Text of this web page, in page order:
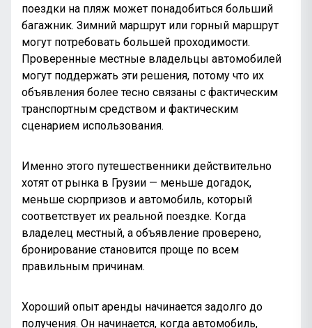
поездки на пляж может понадобиться больший
багажник. Зимний маршрут или горный маршрут
могут потребовать большей проходимости.
Проверенные местные владельцы автомобилей
могут поддержать эти решения, потому что их
объявления более тесно связаны с фактическим
транспортным средством и фактическим
сценарием использования.
Именно этого путешественники действительно
хотят от рынка в Грузии — меньше догадок,
меньше сюрпризов и автомобиль, который
соответствует их реальной поездке. Когда
владелец местный, а объявление проверено,
бронирование становится проще по всем
правильным причинам.
Хороший опыт аренды начинается задолго до
получения. Он начинается, когда автомобиль,